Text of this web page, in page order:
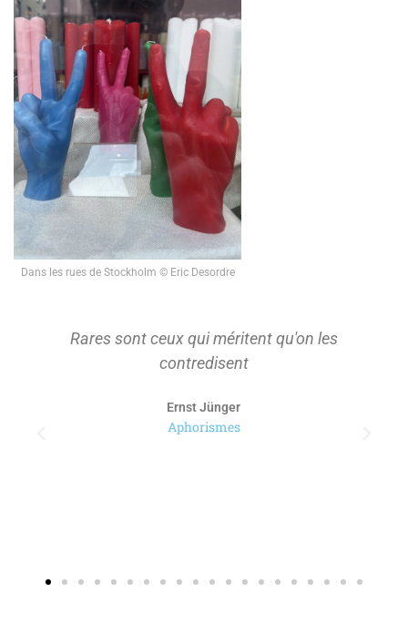
Dans les rues de Stockholm © Eric Desordre
Rares sont ceux qui méritent qu'on les
contredisent
Ernst Jünger
Aphorismes